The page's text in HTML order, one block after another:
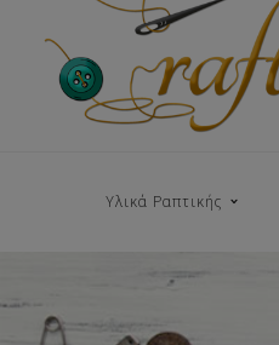
Υλικά Ραπτικής